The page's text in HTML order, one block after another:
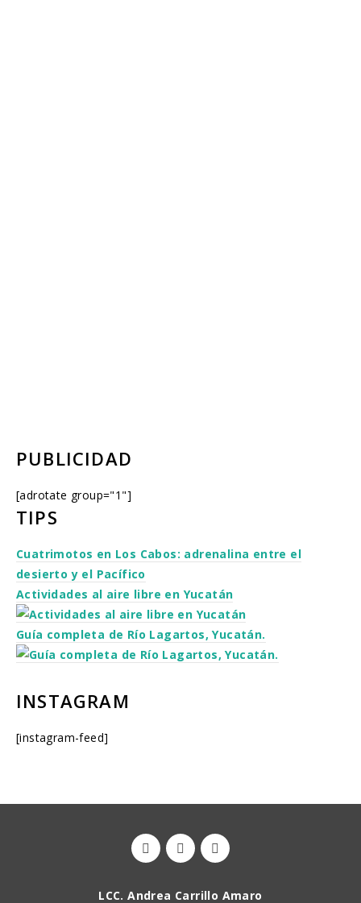
PUBLICIDAD
[adrotate group="1"]
TIPS
Cuatrimotos en Los Cabos: adrenalina entre el
desierto y el Pacífico
Actividades al aire libre en Yucatán
Guía completa de Río Lagartos, Yucatán.
INSTAGRAM
[instagram-feed]
LCC. Andrea Carrillo Amaro